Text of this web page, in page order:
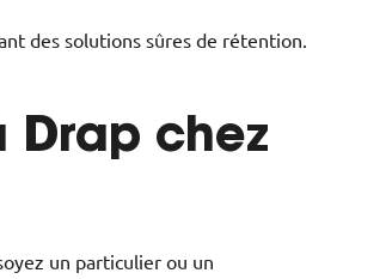
des solutions sûres de rétention.
Drap chez
un particulier ou un